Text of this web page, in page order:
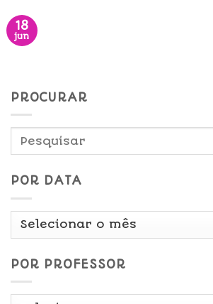
18
jun
PROCURAR
POR DATA
Por
POR PROFESSOR